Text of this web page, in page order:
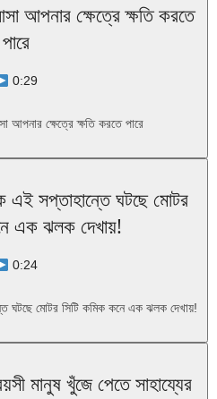
আপনার ক্ষেত্রে ক্ষতি করতে
পারে
0:29
আপনার ক্ষেত্রে ক্ষতি করতে পারে
সপ্তাহান্তে ঘটছে মোটর
এক ঝলক দেখায়!
0:24
ঘটছে মোটর সিটি কমিক কনে এক ঝলক দেখায়!
মানুষ খুঁজে পেতে সাহায্যের